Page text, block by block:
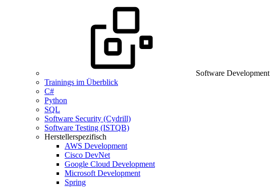
Software Development
Trainings im Überblick
C#
Python
SQL
Software Security (Cydrill)
Software Testing (ISTQB)
Herstellerspezifisch
AWS Development
Cisco DevNet
Google Cloud Development
Microsoft Development
Spring